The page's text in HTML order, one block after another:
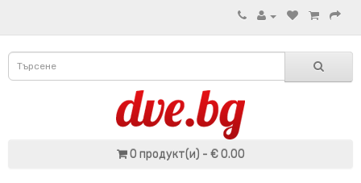
0 продукт(и) - € 0.00